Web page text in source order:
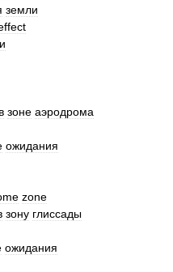
земли
в зоне аэродрома
ожидания
zone
зону глиссады
ожидания